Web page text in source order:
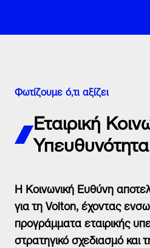
Φωτίζουμε ό,τι αξίζει
Εταιρική
Υπευθυνότητα
Η Κοινωνική Ευθύνη
για τη Volton, έχοντας
προγράμματα εταιρικής
στρατηγικό σχεδιασμό και